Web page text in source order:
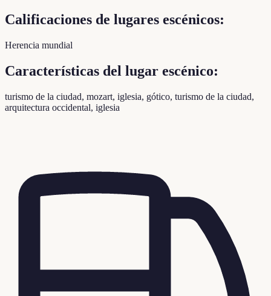
Calificaciones de lugares escénicos:
Herencia mundial
Características del lugar escénico:
turismo de la ciudad, mozart, iglesia, gótico, turismo de la ciudad,
arquitectura occidental, iglesia